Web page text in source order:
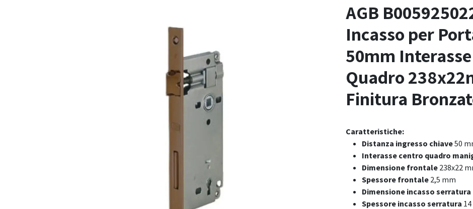
AGB
Incasso per
50mm
Quadro
Finitura
Caratteristiche:
Distanza ingresso chiave50
Interasse centro quadro
Dimensione frontale 238x22
Spessore frontale 2,5 mm
Dimensione incasso serratura
Spessore incasso serratura